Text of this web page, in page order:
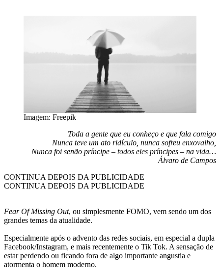
Imagem: Freepik
Toda a gente que eu conheço e que fala comigo
Nunca teve um ato ridículo, nunca sofreu enxovalho,
Nunca foi senão príncipe – todos eles príncipes – na vida…
Álvaro de Campos
CONTINUA DEPOIS DA PUBLICIDADE
CONTINUA DEPOIS DA PUBLICIDADE
Fear Of Missing Out, ou simplesmente FOMO, vem sendo um dos
grandes temas da atualidade.
Especialmente após o advento das redes sociais, em especial a dupla
Facebook/Instagram, e mais recentemente o Tik Tok. A sensação de
estar perdendo ou ficando fora de algo importante angustia e
atormenta o homem moderno.